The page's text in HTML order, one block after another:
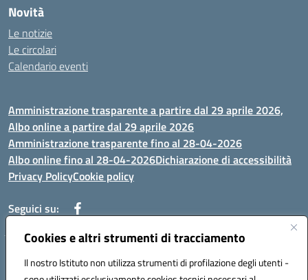
Cookies e altri strumenti di tracciamento
Il nostro Istituto non utilizza strumenti di profilazione degli utenti -
Novità
Le notizie
Le circolari
Calendario eventi
Amministrazione trasparente a partire dal 29 aprile 2026,
Albo online a partire dal 29 aprile 2026
Amministrazione trasparente fino al 28-04-2026
Albo online fino al 28-04-2026Dichiarazione di accessibilità
Privacy PolicyCookie policy
Seguici su:
Indirizzo:
Via Selicato, 1 71122 FOGGIA (FG)
Centralino:0881633598 Email:fgee01200c@istruzione.it